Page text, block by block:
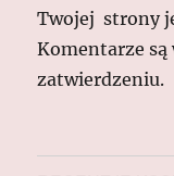
Twojej strony
Komentarze
zatwierdzeniu.